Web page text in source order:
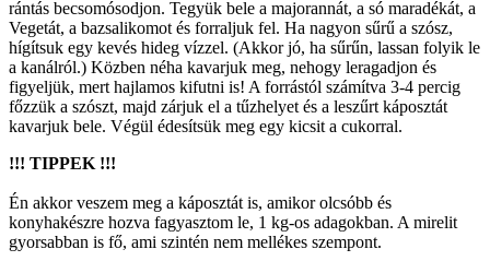
rántás becsomósodjon. Tegyük bele a majorannát, a só maradékát, a
Vegetát, a bazsalikomot és forraljuk fel. Ha nagyon sűrű a szósz,
hígítsuk egy kevés hideg vízzel. (Akkor jó, ha sűrűn, lassan folyik le
a kanálról.) Közben néha kavarjuk meg, nehogy leragadjon és
figyeljük, mert hajlamos kifutni is! A forrástól számítva 3-4 percig
főzzük a szószt, majd zárjuk el a tűzhelyet és a leszűrt káposztát
kavarjuk bele. Végül édesítsük meg egy kicsit a cukorral.
!!! TIPPEK !!!
Én akkor veszem meg a káposztát is, amikor olcsóbb és
konyhakészre hozva fagyasztom le, 1 kg-os adagokban. A mirelit
gyorsabban is fő, ami szintén nem mellékes szempont.